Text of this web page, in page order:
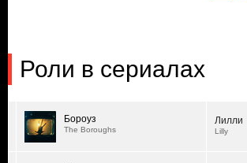
Роли в сериалах
Бороуз
The Boroughs
Лилли
Lilly